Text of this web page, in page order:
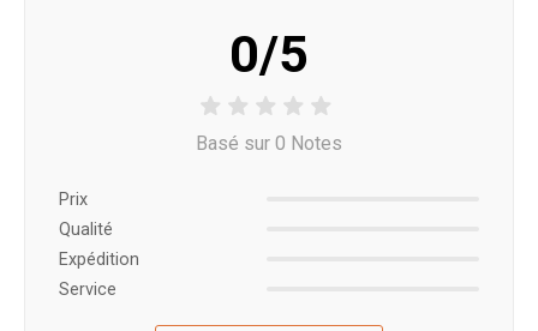
0/5
Basé sur 0 Notes
Prix ​​
Qualité
Expédition
Service